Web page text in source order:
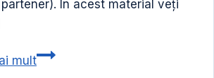
În acest material veți
multInterviu